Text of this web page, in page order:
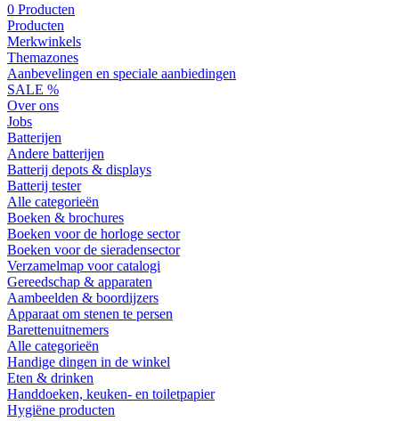
0 Producten
Producten
Merkwinkels
Themazones
Aanbevelingen en speciale aanbiedingen
SALE %
Over ons
Jobs
Batterijen
Andere batterijen
Batterij depots & displays
Batterij tester
Alle categorieën
Boeken & brochures
Boeken voor de horloge sector
Boeken voor de sieradensector
Verzamelmap voor catalogi
Gereedschap & apparaten
Aambeelden & boordijzers
Apparaat om stenen te persen
Barettenuitnemers
Alle categorieën
Handige dingen in de winkel
Eten & drinken
Handdoeken, keuken- en toiletpapier
Hygiëne producten